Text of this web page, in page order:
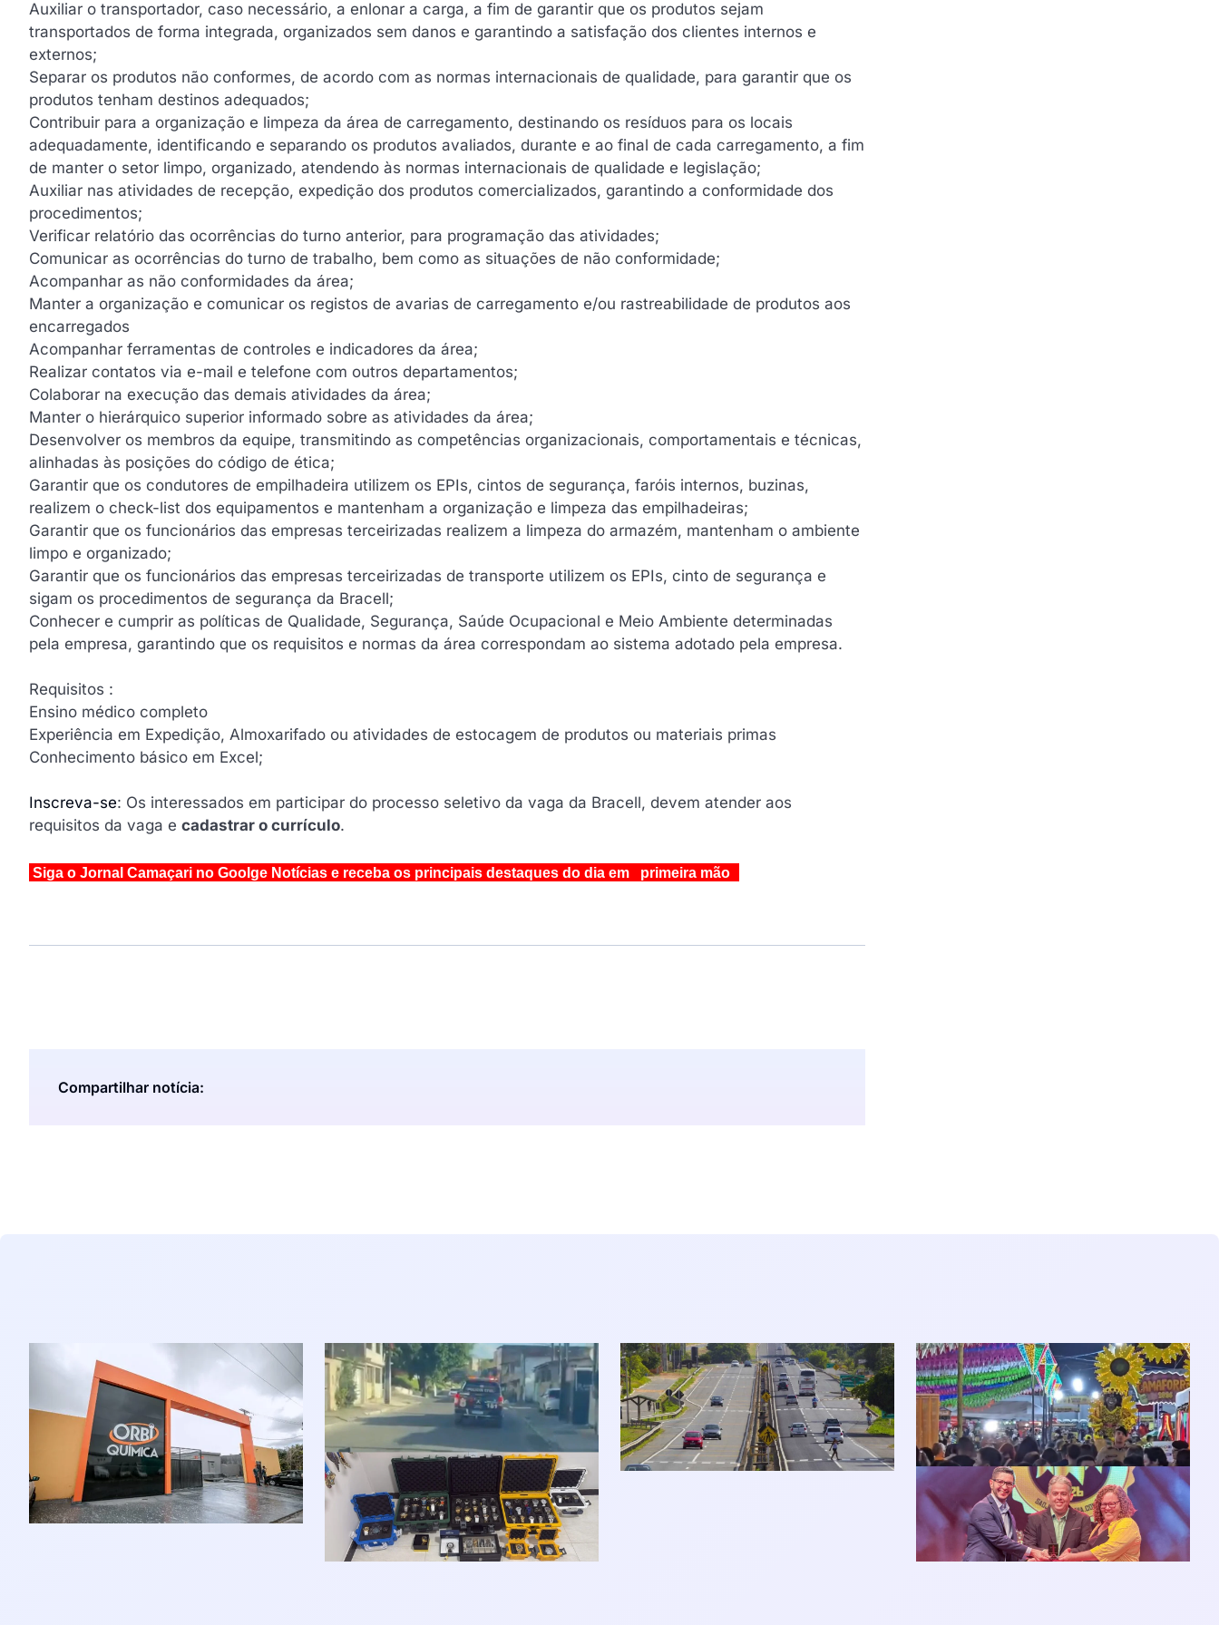
Auxiliar o transportador, caso necessário, a enlonar a carga, a fim de garantir que os produtos sejam
transportados de forma integrada, organizados sem danos e garantindo a satisfação dos clientes internos e
externos;
Separar os produtos não conformes, de acordo com as normas internacionais de qualidade, para garantir que os
produtos tenham destinos adequados;
Contribuir para a organização e limpeza da área de carregamento, destinando os resíduos para os locais
adequadamente, identificando e separando os produtos avaliados, durante e ao final de cada carregamento, a fim
de manter o setor limpo, organizado, atendendo às normas internacionais de qualidade e legislação;
Auxiliar nas atividades de recepção, expedição dos produtos comercializados, garantindo a conformidade dos
procedimentos;
Verificar relatório das ocorrências do turno anterior, para programação das atividades;
Comunicar as ocorrências do turno de trabalho, bem como as situações de não conformidade;
Acompanhar as não conformidades da área;
Manter a organização e comunicar os registos de avarias de carregamento e/ou rastreabilidade de produtos aos
encarregados
Acompanhar ferramentas de controles e indicadores da área;
Realizar contatos via e-mail e telefone com outros departamentos;
Colaborar na execução das demais atividades da área;
Manter o hierárquico superior informado sobre as atividades da área;
Desenvolver os membros da equipe, transmitindo as competências organizacionais, comportamentais e técnicas,
alinhadas às posições do código de ética;
Garantir que os condutores de empilhadeira utilizem os EPIs, cintos de segurança, faróis internos, buzinas,
realizem o check-list dos equipamentos e mantenham a organização e limpeza das empilhadeiras;
Garantir que os funcionários das empresas terceirizadas realizem a limpeza do armazém, mantenham o ambiente
limpo e organizado;
Garantir que os funcionários das empresas terceirizadas de transporte utilizem os EPIs, cinto de segurança e
sigam os procedimentos de segurança da Bracell;
Conhecer e cumprir as políticas de Qualidade, Segurança, Saúde Ocupacional e Meio Ambiente determinadas
pela empresa, garantindo que os requisitos e normas da área correspondam ao sistema adotado pela empresa.
Requisitos :
Ensino médico completo
Experiência em Expedição, Almoxarifado ou atividades de estocagem de produtos ou materiais primas
Conhecimento básico em Excel;
Inscreva-se: Os interessados em participar do processo seletivo da vaga da Bracell, devem atender aos
requisitos da vaga e cadastrar o currículo.
Siga o Jornal Camaçari no Goolge Notícias e receba os principais destaques do dia em primeira mão
Compartilhar notícia: